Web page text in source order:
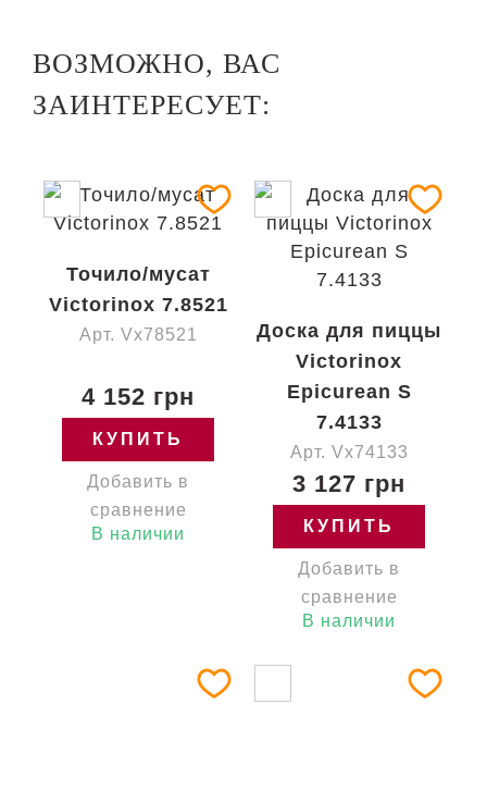
ВОЗМОЖНО, ВАС
ЗАИНТЕРЕСУЕТ:
Точило/мусат
Victorinox 7.8521
Арт. Vx78521
4 152 грн
КУПИТЬ
Добавить в
сравнение
В наличии
Доска для пиццы
Victorinox
Epicurean S
7.4133
Арт. Vx74133
3 127 грн
КУПИТЬ
Добавить в
сравнение
В наличии